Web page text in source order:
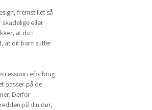
fremstillet så
eller
at du i
at dit barn sutter
ressourceforbrug
passer på de
Derfor
på din dør,